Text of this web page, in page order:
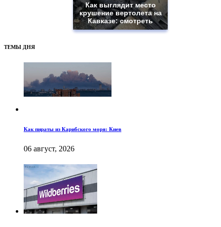
Как выглядит место
крушение вертолета на
Кавказе: смотреть
ТЕМЫ ДНЯ
Как пираты из Карибского моря: Киев
06 август, 2026